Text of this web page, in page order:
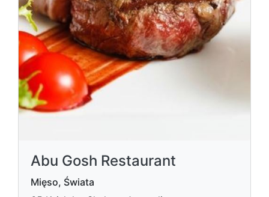
Abu Gosh Restaurant
Mięso, Świata